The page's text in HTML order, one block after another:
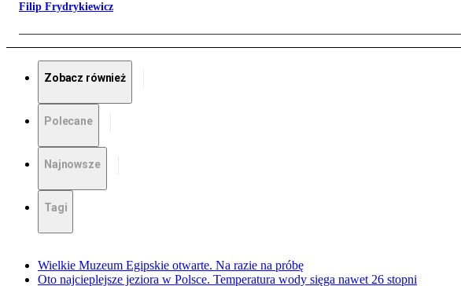
Filip Frydrykiewicz
Zobacz również
Polecane
Najnowsze
Tagi
Wielkie Muzeum Egipskie otwarte. Na razie na próbę
Oto najcieplejsze jeziora w Polsce. Temperatura wody sięga nawet 26 stopni